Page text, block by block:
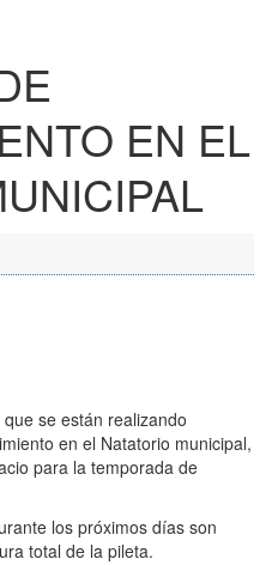
EN EL
se están realizando
en el Natatorio municipal,
para la temporada de
los próximos días son
total de la pileta.